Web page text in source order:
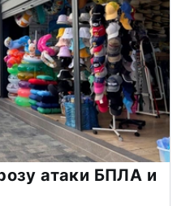
атаки БПЛА и